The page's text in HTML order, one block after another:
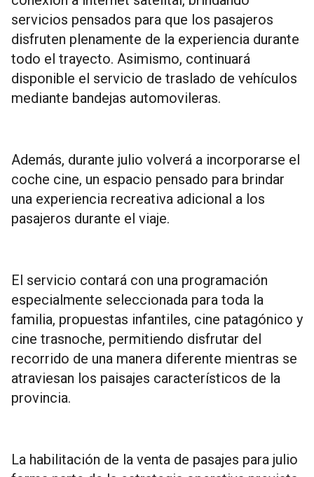
servicios pensados para que los pasajeros
disfruten plenamente de la experiencia durante
todo el trayecto. Asimismo, continuará
disponible el servicio de traslado de vehículos
mediante bandejas automovileras.
Además, durante julio volverá a incorporarse el
coche cine, un espacio pensado para brindar
una experiencia recreativa adicional a los
pasajeros durante el viaje.
El servicio contará con una programación
especialmente seleccionada para toda la
familia, propuestas infantiles, cine patagónico y
cine trasnoche, permitiendo disfrutar del
recorrido de una manera diferente mientras se
atraviesan los paisajes característicos de la
provincia.
La habilitación de la venta de pasajes para julio